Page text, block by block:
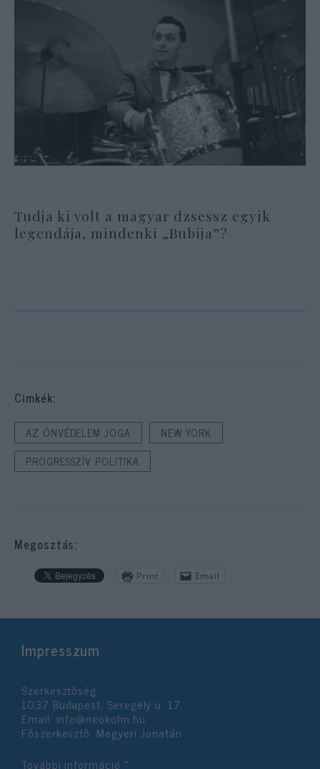
Tudja ki volt a magyar dzsessz egyik
legendája, mindenki „Bubija”?
Cimkék:
AZ ÖNVÉDELEM JOGA
NEW YORK
PROGRESSZÍV POLITIKA
Megosztás:
Print Email
Impresszum
Szerkesztőség:
1037 Budapest, Seregély u. 17.
Email: info@neokohn.hu
Főszerkesztő: Megyeri Jonatán
További információ »